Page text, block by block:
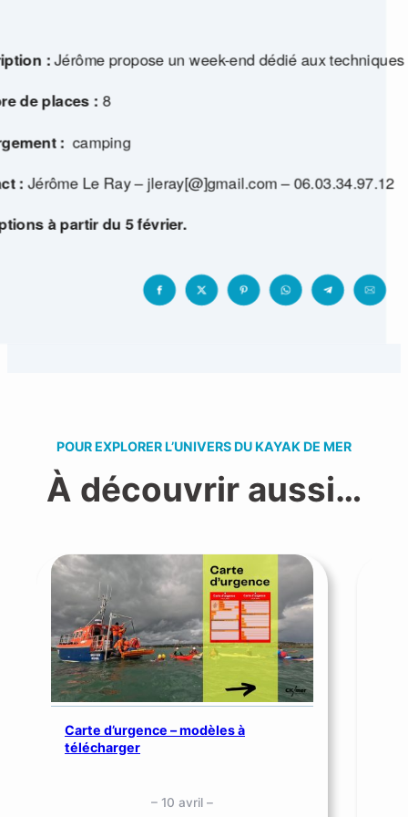
Français ▼
:Jérôme propose un week-end dédié aux
de places : 8
: camping
: Jérôme Le Ray – jleray[@]gmail.com – 06.03.34.97.12
à partir du 5 février.
POUR EXPLORER L’UNIVERS DU KAYAK DE MER
À découvrir aussi…
Carte d’urgence – modèles à
télécharger
– 10 avril –